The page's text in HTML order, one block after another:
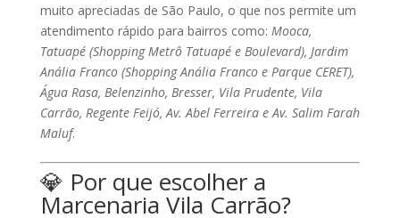
muito apreciadas de São Paulo, o que nos permite um
atendimento rápido para bairros como: Mooca,
Tatuapé (Shopping Metrô Tatuapé e Boulevard), Jardim
Anália Franco (Shopping Anália Franco e Parque CERET),
Água Rasa, Belenzinho, Bresser, Vila Prudente, Vila
Carrão, Regente Feijó, Av. Abel Ferreira e Av. Salim Farah
Maluf.
💎 Por que escolher a
Marcenaria Vila Carrão?